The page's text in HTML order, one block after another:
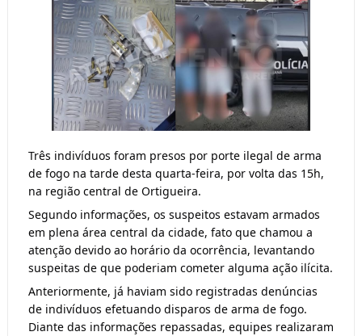
Três indivíduos foram presos por porte ilegal de arma
de fogo na tarde desta quarta-feira, por volta das 15h,
na região central de Ortigueira.
Segundo informações, os suspeitos estavam armados
em plena área central da cidade, fato que chamou a
atenção devido ao horário da ocorrência, levantando
suspeitas de que poderiam cometer alguma ação ilícita.
Anteriormente, já haviam sido registradas denúncias
de indivíduos efetuando disparos de arma de fogo.
Diante das informações repassadas, equipes realizaram